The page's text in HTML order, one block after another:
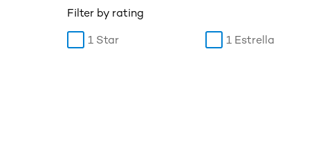
Filter by rating
1 Star 1 Estrella